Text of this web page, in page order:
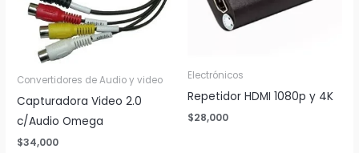
Convertidores de Audio y video
Capturadora Video 2.0
c/Audio Omega
$34,000
Electrónicos
Repetidor HDMI 1080p y 4K
$28,000